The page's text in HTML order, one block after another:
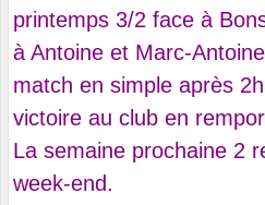
printemps 3/2 face à
à Antoine et Marc-
match en simple après
victoire au club en
La semaine prochaine 2
week-end.